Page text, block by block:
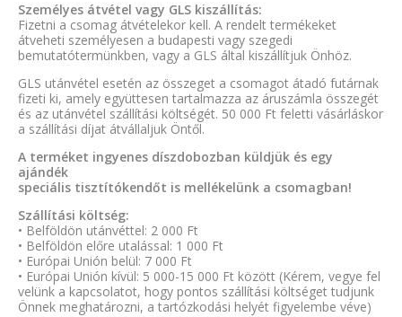
Személyes átvétel vagy GLS kiszállítás:
Fizetni a csomag átvételekor kell. A rendelt termékeket
átveheti személyesen a budapesti vagy szegedi
bemutatótermünkben, vagy a GLS által kiszállítjuk Önhöz.
GLS utánvétel esetén az összeget a csomagot átadó futárnak
fizeti ki, amely együttesen tartalmazza az áruszámla összegét
és az utánvétel szállítási költségét. 50 000 Ft feletti vásárláskor
a szállítási díjat átvállaljuk Öntől.
A terméket ingyenes díszdobozban küldjük és egy
ajándék
speciális tisztítókendőt is mellékelünk a csomagban!
Szállítási költség:
• Belföldön utánvéttel: 2 000 Ft
• Belföldön előre utalással: 1 000 Ft
• Európai Unión belül: 7 000 Ft
• Európai Unión kívül: 5 000-15 000 Ft között (Kérem, vegye fel
velünk a kapcsolatot, hogy pontos szállítási költséget tudjunk
Önnek meghatározni, a tartózkodási helyét figyelembe véve)